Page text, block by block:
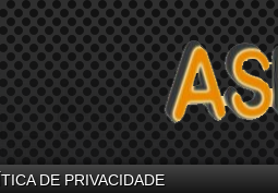
DE PRIVACIDADE